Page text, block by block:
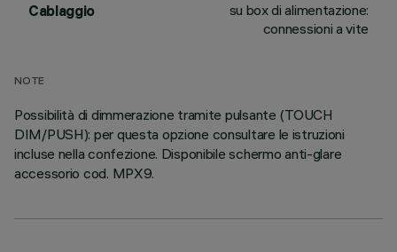
Cablaggio
su box di alimentazione:
connessioni a vite
NOTE
Possibilità di dimmerazione tramite pulsante (TOUCH
DIM/PUSH): per questa opzione consultare le istruzioni
incluse nella confezione. Disponibile schermo anti-glare
accessorio cod. MPX9.